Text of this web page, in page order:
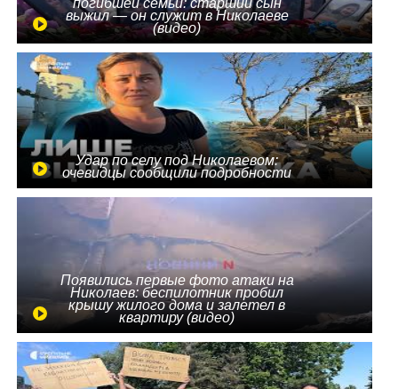
погибшей семьи: старший сын
выжил — он служит в Николаеве
(видео)
Удар по селу под Николаевом:
очевидцы сообщили подробности
Появились первые фото атаки на
Николаев: беспилотник пробил
крышу жилого дома и залетел в
квартиру (видео)